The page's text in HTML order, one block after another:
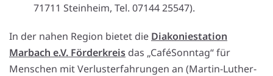
71711 Steinheim, Tel. 07144 25547).
In der nahen Region bietet die Diakoniestation
Marbach e.V. Förderkreis das „CaféSonntag“ für
Menschen mit Verlusterfahrungen an (Martin-Luther-